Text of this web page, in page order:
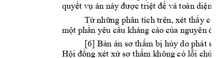
quyết vụ án này được triệt để và toàn diện.
Từ những phân tích trên, xét thấy có
một phần yêu cầu kháng cáo của nguyên
[6] Bản án sơ thẩm bị hủy do phát
Hội đồng xét xử sơ thẩm không có lỗi chủ